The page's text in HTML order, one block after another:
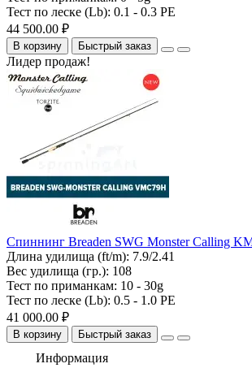
Тест по леске (Lb): 0.1 - 0.3 PE
44 500.00 ₽
В корзину Быстрый заказ
Лидер продаж!
Спиннинг Breaden SWG Monster Calling
Длина удилища (ft/m): 7.9/2.41
Вес удилища (гр.): 108
Тест по приманкам: 10 - 30g
Тест по леске (Lb): 0.5 - 1.0 PE
41 000.00 ₽
В корзину Быстрый заказ
Информация